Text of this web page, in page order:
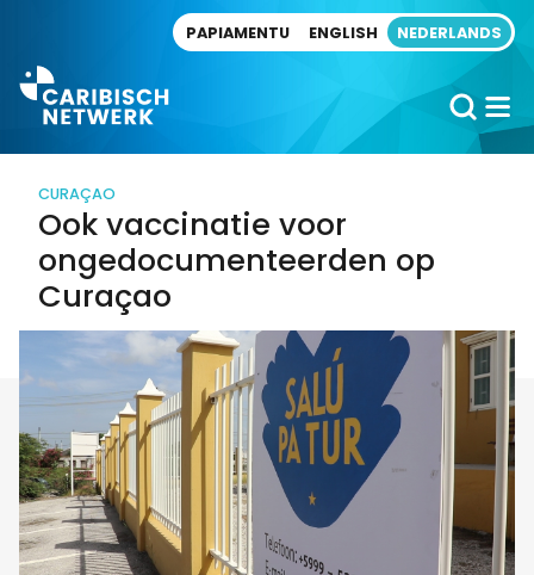
PAPIAMENTU ENGLISH NEDERLANDS
CURAÇAO
Ook vaccinatie voor
ongedocumenteerden op
Curaçao